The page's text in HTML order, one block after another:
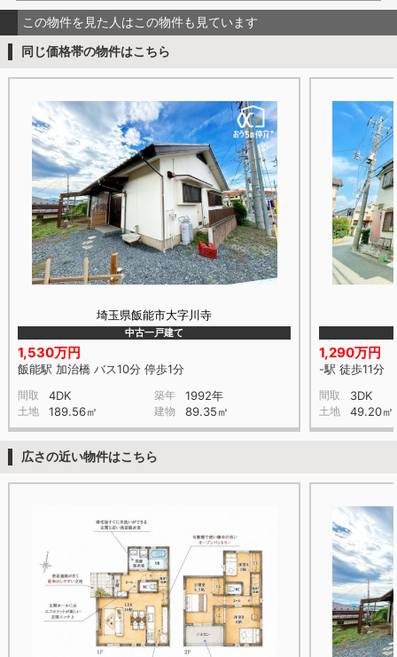
この物件を見た人はこの物件も見ています
同じ価格帯の物件はこちら
埼玉県飯能市大字川寺
中古一戸建て
1,530万円
飯能駅 加治橋 バス10分 停歩1分
間取 4DK 築年 1992年
土地 189.56㎡ 建物 89.35㎡
1,290万円
-駅 徒歩11分
間取 3DK
土地 49.20㎡
広さの近い物件はこちら